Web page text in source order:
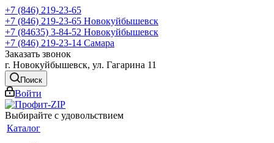
+7 (846) 219-23-65
+7 (846) 219-23-65 Новокуйбышевск
+7 (84635) 3-84-52 Новокуйбышевск
+7 (846) 219-23-14 Самара
Заказать звонок
г. Новокуйбышевск, ул. Гагарина 11
Поиск
Войти
Выбирайте с удовольствием
Каталог